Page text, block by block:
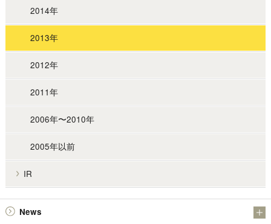
2014年
2013年
2012年
2011年
2006年〜2010年
2005年以前
IR
News